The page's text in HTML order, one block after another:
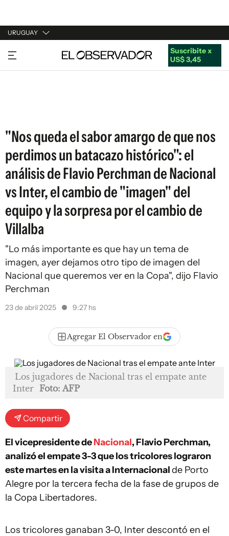
URUGUAY
URUGUAY
ARGENTINA
Suscribite x
US$ 3,45
"Nos queda el sabor amargo de que nos
perdimos un batacazo histórico": el
análisis de Flavio Perchman de Nacional
vs Inter, el cambio de "imagen" del
equipo y la sorpresa por el cambio de
Villalba
"Lo más importante es que hay un tema de
imagen, ayer dejamos otro tipo de imagen del
Nacional que queremos ver en la Copa", dijo Flavio
Perchman
23 de abril 2025 9:27 hs
Agregar El Observador en
Los jugadores de Nacional tras el empate ante
Inter Foto: AFP
Compartir
El vicepresidente deNacional, Flavio Perchman,
analizó el empate 3-3 que los tricolores lograron
este martes en la visita a Internacionalde Porto
Alegre por la tercera fecha de la fase de grupos de
la Copa Libertadores.
Los tricolores ganaban 3-0, Inter descontó en el